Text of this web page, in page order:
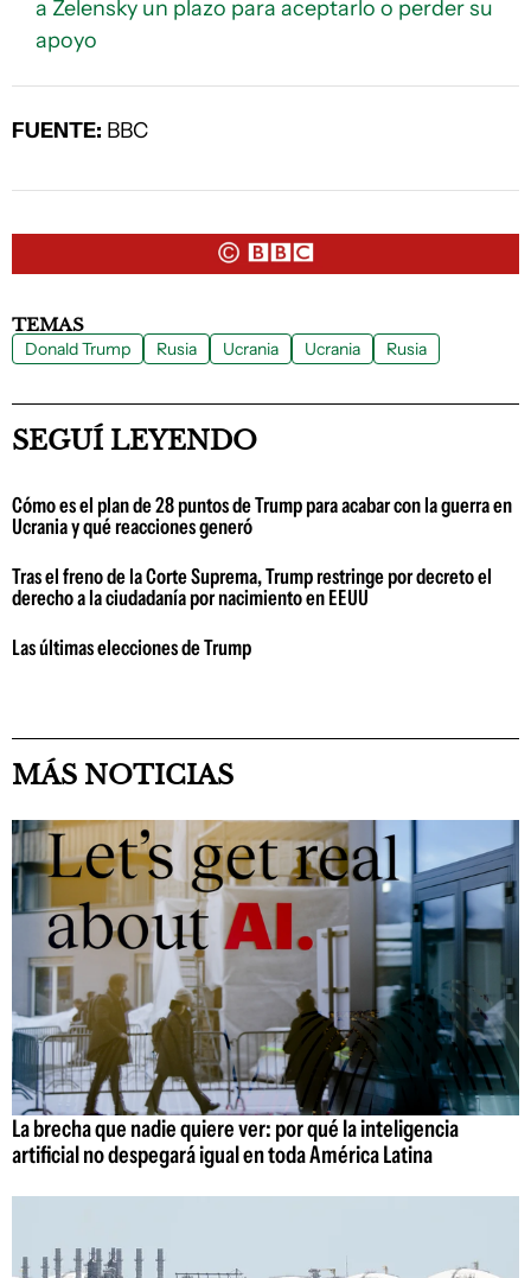
a Zelensky un plazo para aceptarlo o perder su
apoyo
FUENTE: BBC
TEMAS
Donald Trump Rusia Ucrania Ucrania Rusia
SEGUÍ LEYENDO
Cómo es el plan de 28 puntos de Trump para acabar con la guerra en
Ucrania y qué reacciones generó
Tras el freno de la Corte Suprema, Trump restringe por decreto el
derecho a la ciudadanía por nacimiento en EEUU
Las últimas elecciones de Trump
MÁS NOTICIAS
La brecha que nadie quiere ver: por qué la inteligencia
artificial no despegará igual en toda América Latina